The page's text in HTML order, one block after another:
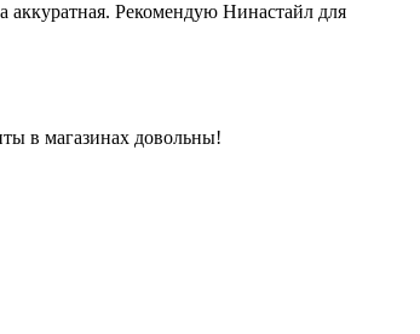
Рекомендую Нинастайл для
в магазинах довольны!